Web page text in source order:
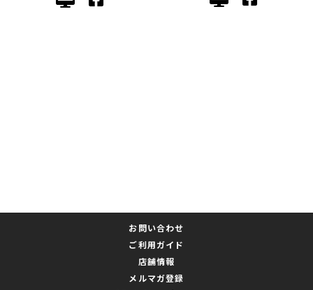
お問い合わせ
ご利用ガイド
店舗情報
メルマガ登録